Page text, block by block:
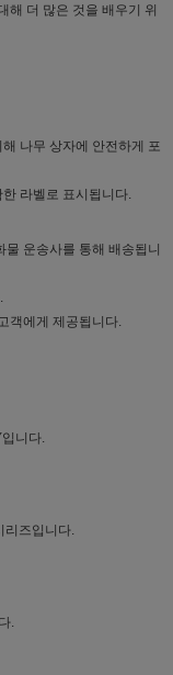
해 더 많은 것을 배우기 위
나무 상자에 안전하게 포
라벨로 표시됩니다.
운송사를 통해 배송됩니
객에게 제공됩니다.
니다.
리즈입니다.
.